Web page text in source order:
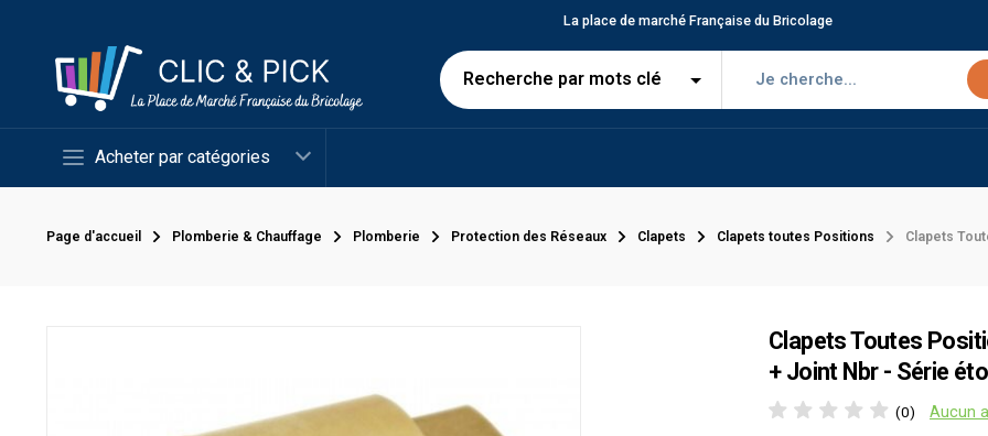
La place de marché Française du Bricolage
Acheter par catégories
Page d'accueil Plomberie & Chauffage Plomberie Protection des Réseaux Clapets Clapets toutes Positions Clapets
Clapets Toutes
+ Joint Nbr - Série
(0) Aucun